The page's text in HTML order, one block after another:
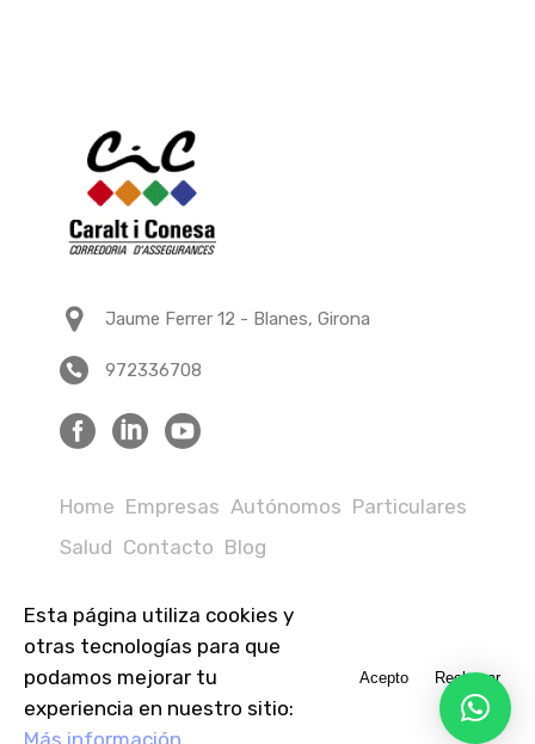
Jaume Ferrer 12 - Blanes, Girona
972336708
Home Empresas Autónomos Particulares
Salud Contacto Blog
Avisos legales Política de privacidad
Política de cookies
Informar denuncia
Privacidad App Caralt i Conesa
Esta página utiliza cookies y
otras tecnologías para que
podamos mejorar tu
experiencia en nuestro sitio:
Más información.
Acepto Rechazar